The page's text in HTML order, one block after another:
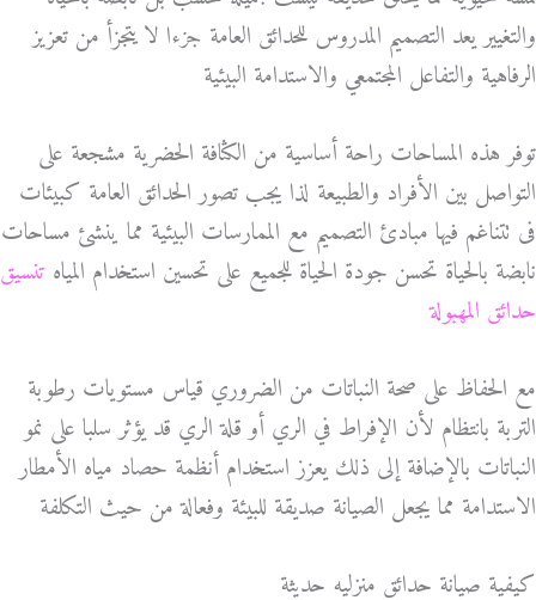
والتغيير يعد التصميم المدروس للحدائق العامة جزءا لا يتجزأ من تعزيز
الرفاهية والتفاعل المجتمعي والاستدامة البيئية
توفر هذه المساحات راحة أساسية من الكثافة الحضرية مشجعة على
التواصل بين الأفراد والطبيعة لذا يجب تصور الحدائق العامة كبيئات
فى تتناغم فيها مبادئ التصميم مع الممارسات البيئية مما ينشئ مساحات
نابضة بالحياة تحسن جودة الحياة للجميع على تحسين استخدام المياه تنسيق
حدائق المهبولة
مع الحفاظ على صحة النباتات من الضروري قياس مستويات رطوبة
التربة بانتظام لأن الإفراط في الري أو قلة الري قد يؤثر سلبا على نمو
النباتات بالإضافة إلى ذلك يعزز استخدام أنظمة حصاد مياه الأمطار
الاستدامة مما يجعل الصيانة صديقة للبيئة وفعالة من حيث التكلفة
كيفية صيانة حدائق منزليه حديثة